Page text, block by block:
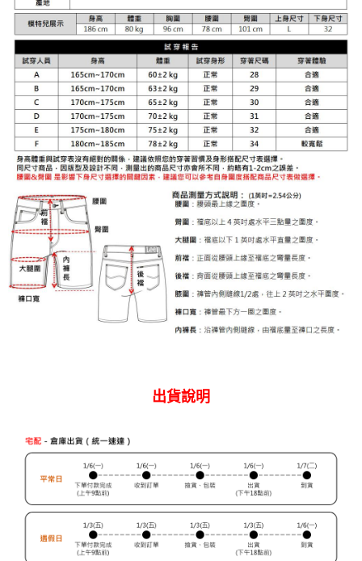
後付繳納相關費用。
※ 交易是否成功請以「AFTEE先享後付 」之結帳頁面顯示為準，若有關於
是否繳費成功／繳費後需取消欲退款等相關疑問，請聯繫「AFTEE先享後付
https://netprotections.freshdesk.com/support/home
【注意事項】
１．透過由恩沛科技股份有限公司提供之「AFTEE先享後付」服務完成之交
易，需依本服務之必要範圍內提供個人資料，並將交易相關給付款項請求債
權轉讓予恩沛科技股份有限公司。
２．關於個人資料處理事宜，請瀏覽以下網址：
https://aftee.tw/terms/#terms3
３．未成年的使用者請事先徵得法定代理人或監護人之同意方可使用
「AFTEE先享後付」，若未經同意申辦者引起之損失，本公司不負相關責
任。
４．使用「AFTEE先享後付」時，將依據個別帳號之用戶狀況，依本公司即
時審查核予不同之上限額度；若仍有額度不足之情形，本公司將視審查結果
請求用戶進行身份認證。
５．嚴禁一人註冊多個帳號或使用他人資訊註冊。若發現惡意使用之情形，
恩沛科技股份有限公司將有權停止該用戶之使用額度並採取法律行動。
付款後 7-11取貨
每筆NT$80，滿NT$2,000(含以上)免運費
宅配
每筆NT$120，滿NT$2,000(含以上)免運費
離島宅配
每筆NT$240
門市自取【環保愛地球｜自備購物袋 | 出貨後10天內通知取貨】
免運費
國家/地區配送 查看運費
出貨說明